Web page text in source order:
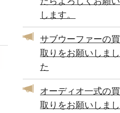
します。
サブウーファーの買
取りをお願いしまし
た
オーディオ一式の買
取りをお願いしまし